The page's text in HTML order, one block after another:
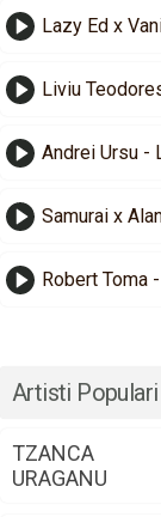
Lazy Ed x
Liviu
Andrei Ursu -
Samurai x
Robert Toma
Artisti Populari
TZANCA
URAGANU